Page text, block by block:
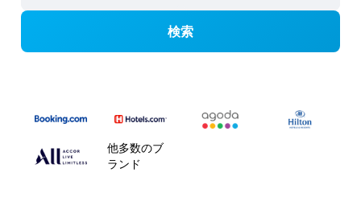
検索
他多数のブ
ランド